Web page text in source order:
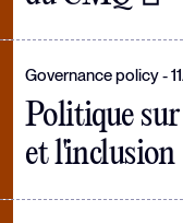
Governance policy
Politique
et l'inclusion